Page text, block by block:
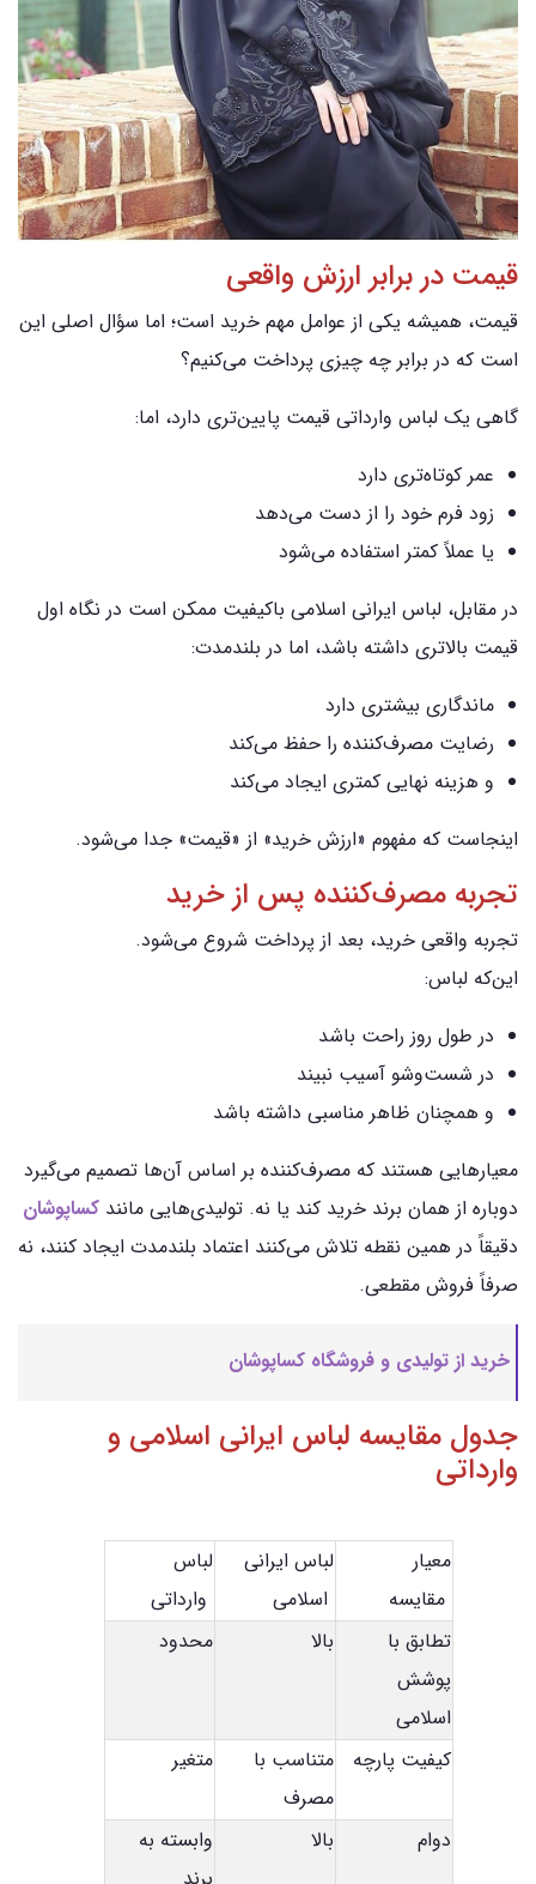
قیمت در برابر ارزش واقعی
قیمت، همیشه یکی از عوامل مهم خرید است؛ اما سؤال اصلی این
است که در برابر چه چیزی پرداخت می‌کنیم؟
گاهی یک لباس وارداتی قیمت پایین‌تری دارد، اما:
عمر کوتاه‌تری دارد
زود فرم خود را از دست می‌دهد
یا عملاً کمتر استفاده می‌شود
در مقابل، لباس ایرانی اسلامی باکیفیت ممکن است در نگاه اول
قیمت بالاتری داشته باشد، اما در بلندمدت:
ماندگاری بیشتری دارد
رضایت مصرف‌کننده را حفظ می‌کند
و هزینه نهایی کمتری ایجاد می‌کند
اینجاست که مفهوم «ارزش خرید» از «قیمت» جدا می‌شود.
تجربه مصرف‌کننده پس از خرید
تجربه واقعی خرید، بعد از پرداخت شروع می‌شود.
این‌که لباس:
در طول روز راحت باشد
در شست‌وشو آسیب نبیند
و همچنان ظاهر مناسبی داشته باشد
معیارهایی هستند که مصرف‌کننده بر اساس آن‌ها تصمیم می‌گیرد
دوباره از همان برند خرید کند یا نه. تولیدی‌هایی مانند کساپوشان
دقیقاً در همین نقطه تلاش می‌کنند اعتماد بلندمدت ایجاد کنند، نه
صرفاً فروش مقطعی.
خرید از تولیدی و فروشگاه کساپوشان
جدول مقایسه لباس ایرانی اسلامی و
وارداتی
معیار
مقایسه
لباس ایرانی
اسلامی
لباس
وارداتی
تطابق با
پوشش
اسلامی
بالا محدود
کیفیت پارچه
متناسب با
مصرف
متغیر
دوام بالا
وابسته به